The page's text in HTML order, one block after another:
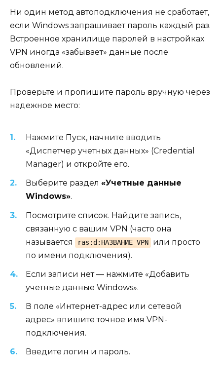
Ни один метод автоподключения не сработает,
если Windows запрашивает пароль каждый раз.
Встроенное хранилище паролей в настройках
VPN иногда «забывает» данные после
обновлений.
Проверьте и пропишите пароль вручную через
надежное место:
Нажмите Пуск, начните вводить
«Диспетчер учетных данных» (Credential
Manager) и откройте его.
Выберите раздел «Учетные данные
Windows».
Посмотрите список. Найдите запись,
связанную с вашим VPN (часто она
называется
ras:d:НАЗВАНИЕ_VPN
или просто
по имени подключения).
Если записи нет — нажмите «Добавить
учетные данные Windows».
В поле «Интернет-адрес или сетевой
адрес» впишите точное имя VPN-
подключения.
Введите логин и пароль.